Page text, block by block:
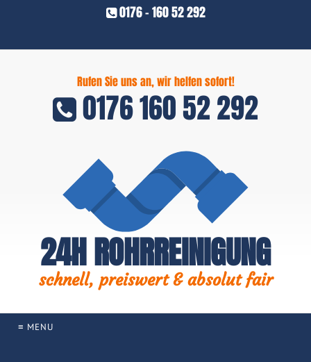
0176 - 160 52 292
Rufen Sie uns an, wir helfen sofort!
0176 160 52 292
24H ROHRREINIGUNG
schnell, preiswert & absolut fair
≡ MENU